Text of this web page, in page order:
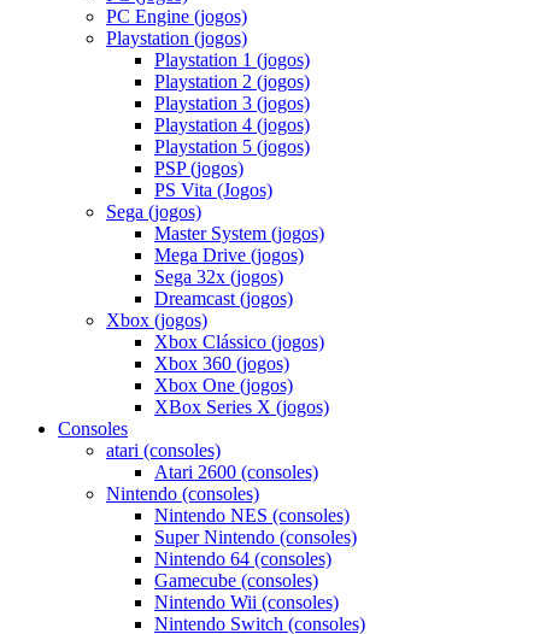
PC Engine (jogos)
Playstation (jogos)
Playstation 1 (jogos)
Playstation 2 (jogos)
Playstation 3 (jogos)
Playstation 4 (jogos)
Playstation 5 (jogos)
PSP (jogos)
PS Vita (Jogos)
Sega (jogos)
Master System (jogos)
Mega Drive (jogos)
Sega 32x (jogos)
Dreamcast (jogos)
Xbox (jogos)
Xbox Clássico (jogos)
Xbox 360 (jogos)
Xbox One (jogos)
XBox Series X (jogos)
Consoles
atari (consoles)
Atari 2600 (consoles)
Nintendo (consoles)
Nintendo NES (consoles)
Super Nintendo (consoles)
Nintendo 64 (consoles)
Gamecube (consoles)
Nintendo Wii (consoles)
Nintendo Switch (consoles)